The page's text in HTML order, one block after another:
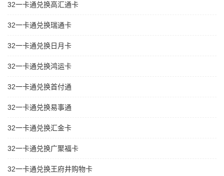
32一卡通兑换高汇通卡
32一卡通兑换瑞通卡
32一卡通兑换日月卡
32一卡通兑换鸿运卡
32一卡通兑换首付通
32一卡通兑换易事通
32一卡通兑换汇金卡
32一卡通兑换广聚福卡
32一卡通兑换王府井购物卡